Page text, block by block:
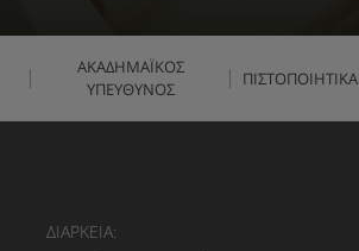
ΑΚΑΔΗΜΑΪΚΟΣ
ΥΠΕΥΘΥΝΟΣ
ΠΙΣΤΟΠΟΙΗΤΙΚΑ
ΔΙΑΡΚΕΙΑ: